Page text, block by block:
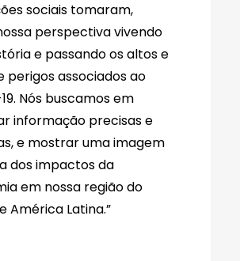
sociais tomaram,
perspectiva vivendo
e passando os altos e
perigos associados ao
Nós buscamos em
informação precisas e
e mostrar uma imagem
dos impactos da
em nossa região do
América Latina.”